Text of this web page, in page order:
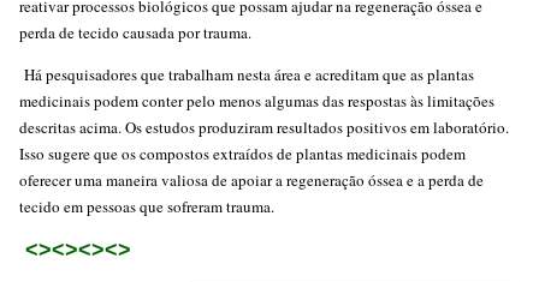
reativar processos biológicos que possam ajudar na regeneração óssea e
perda de tecido causada por trauma.
Há pesquisadores que trabalham nesta área e acreditam que as plantas
medicinais podem conter pelo menos algumas das respostas às limitações
descritas acima. Os estudos produziram resultados positivos em laboratório.
Isso sugere que os compostos extraídos de plantas medicinais podem
oferecer uma maneira valiosa de apoiar a regeneração óssea e a perda de
tecido em pessoas que sofreram trauma.
<><><><>